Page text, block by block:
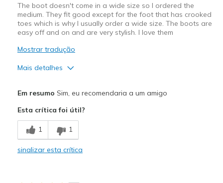
The boot doesn't come in a wide size so I ordered the
medium. They fit good except for the foot that has crooked
toes which is why I usually order a wide size. The boots are
easy off and on and are very stylish. I love them
Mostrar tradução
Mais detalhes
Comfortable
Stylish
Em resumo Sim, eu recomendaria a um amigo
Esta crítica foi útil?
1 1
sinalizar esta crítica